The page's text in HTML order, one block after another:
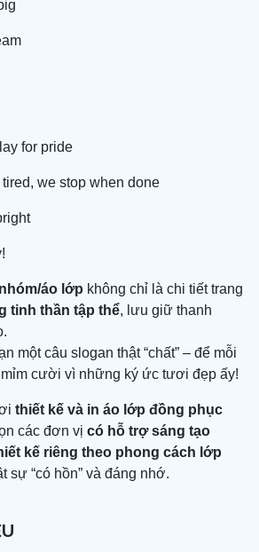
for pride
we stop when done
áo lớp không chỉ là chi tiết trang
tinh thần tập thể, lưu giữ thanh
một câu slogan thật “chất” – để mỗi
mỉm cười vì những ký ức tươi đẹp ấy!
thiết kế và in áo lớp đồng phục
các đơn vị có hỗ trợ sáng tạo
kế riêng theo phong cách lớp
sự “có hồn” và đáng nhớ.